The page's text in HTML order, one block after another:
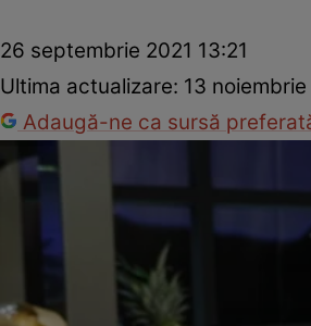
26 septembrie 2021 13:21
Ultima actualizare: 13
Adaugă-ne ca sursă